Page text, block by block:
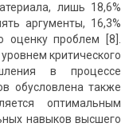
лишь 18,6%
аргументы, 16,3%
оценку проблем [8].
критического
в процессе
обусловлена также
оптимальным
навыков высшего